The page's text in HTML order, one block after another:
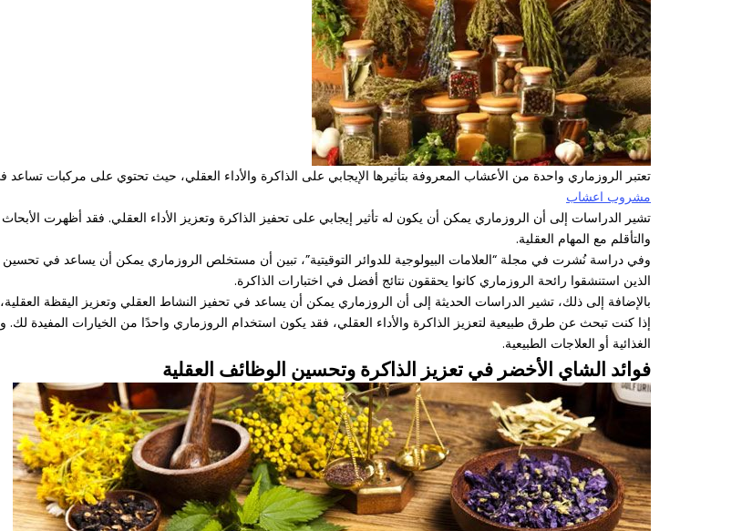
تعتبر الروزماري واحدة من الأعشاب المعروفة بتأثيرها الإيجابي على الذاكرة والأداء العقلي، حيث تحتوي على مركبات
مشروب اعشاب
تشير الدراسات إلى أن الروزماري يمكن أن يكون له تأثير إيجابي على تحفيز الذاكرة وتعزيز الأداء العقلي. فقد أظهرت
والتأقلم مع المهام العقلية.
وفي دراسة نُشرت في مجلة “العلامات البيولوجية للدوائر التوقيتية”، تبين أن مستخلص الروزماري يمكن أن يساعد في
الذين استنشقوا رائحة الروزماري كانوا يحققون نتائج أفضل في اختبارات الذاكرة.
بالإضافة إلى ذلك، تشير الدراسات الحديثة إلى أن الروزماري يمكن أن يساعد في تحفيز النشاط العقلي وتعزيز اليقظة
إذا كنت تبحث عن طرق طبيعية لتعزيز الذاكرة والأداء العقلي، فقد يكون استخدام الروزماري واحدًا من الخيارات المفيدة
الغذائية أو العلاجات الطبيعية.
فوائد الشاي الأخضر في تعزيز الذاكرة وتحسين الوظائف العقلية